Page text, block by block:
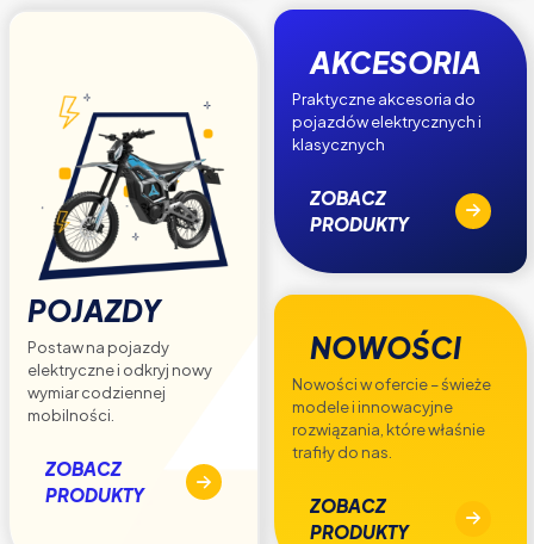
POJAZDY
Postaw na pojazdy
elektryczne i odkryj nowy
wymiar codziennej
mobilności.
ZOBACZ
PRODUKTY
AKCESORIA
Praktyczne akcesoria do
pojazdów elektrycznych i
klasycznych
ZOBACZ
PRODUKTY
NOWOŚCI
Nowości w ofercie – świeże
modele i innowacyjne
rozwiązania, które właśnie
trafiły do nas.
ZOBACZ
PRODUKTY